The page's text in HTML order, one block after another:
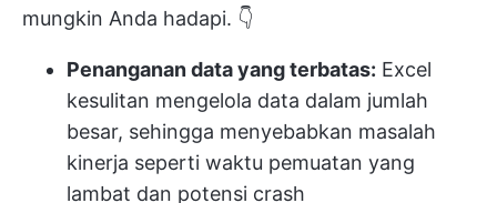
mungkin Anda hadapi. 👇
Penanganan data yang terbatas: Excel
kesulitan mengelola data dalam jumlah
besar, sehingga menyebabkan masalah
kinerja seperti waktu pemuatan yang
lambat dan potensi crash